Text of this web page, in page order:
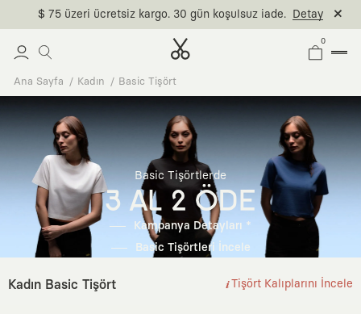
$ 75 üzeri ücretsiz kargo. 30 gün koşulsuz iade. Detay
0
Ana Sayfa Kadın Basic Tişört
Basic Tişörtlerde
3 AL 2 ÖDE
Kampanya Detayları *
Basic Tişörtleri İncele
Kadın Basic Tişört Tişört Kalıplarını İncele